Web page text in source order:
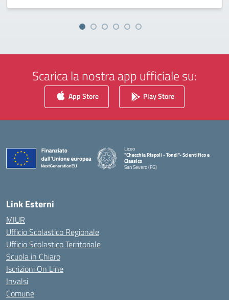
Scarica la nostra app ufficiale su:
App Store Play Store
Liceo
"Checchia Rispoli - Tondi"- Scientifico e
Classico
San Severo (FG)
Link Esterni
MIUR
Ufficio Scolastico Regionale
Ufficio Scolastico Territoriale
Scuola in Chiaro
Iscrizioni On Line
Invalsi
Comune